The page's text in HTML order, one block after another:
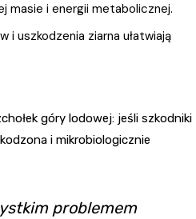
masie i energii metabolicznej.
uszkodzenia ziarna ułatwiają
góry lodowej: jeśli szkodniki
i mikrobiologicznie
problemem